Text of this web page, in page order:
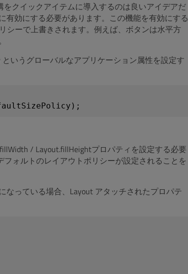
クイックアイテムに導入するのは良いアイデアだ
有効にする必要があります。この機能を有効にする
シーで上書きされます。例えば、ボタンは水平方
いうグローバルなアプリケーション属性を設定す
/ Layout.fillHeightプロパティを設定する必要
ォルトのレイアウトポリシーが設定されることを
っている場合、Layout アタッチされたプロパテ